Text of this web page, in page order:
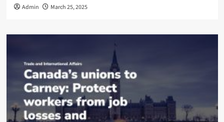
Admin March 25, 2025